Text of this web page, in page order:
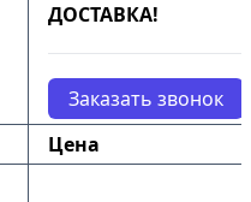
ДОСТАВКА!
Заказать звонок
Цена